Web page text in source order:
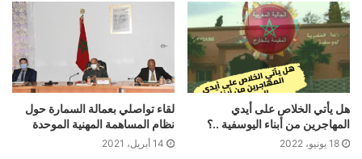
هل يأتي الخلاص على أيدي
المهاجرين من أبناء اليوسفية ..؟
18 يونيو، 2022
لقاء تواصلي بعمالة السمارة حول
نظام المساهمة المهنية الموحدة
14 أبريل، 2021